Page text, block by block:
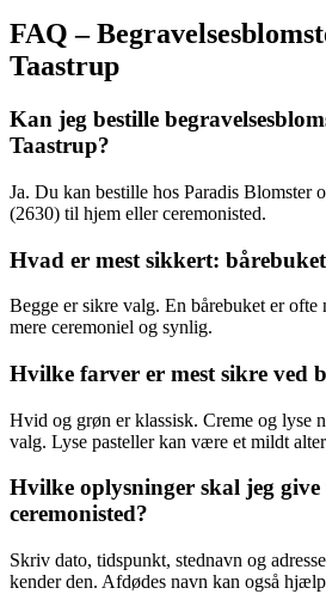
FAQ –
Taastrup
Kan jeg bestille
Taastrup?
Ja. Du kan bestille hos Paradis Blomster
(2630) til hjem eller ceremonisted.
Hvad er mest sikkert:
Begge er sikre valg. En bårebuket er ofte
mere ceremoniel og synlig.
Hvilke farver er mest sikre ved
Hvid og grøn er klassisk. Creme og lyse
valg. Lyse pasteller kan være et mildt
Hvilke oplysninger skal jeg
ceremonisted?
Skriv dato, tidspunkt, stednavn og
kender den. Afdødes navn kan også